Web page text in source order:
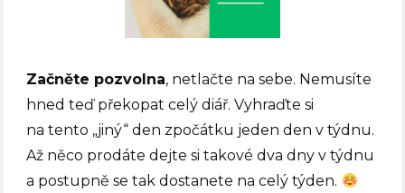
Začněte pozvolna, netlačte na sebe. Nemusíte
hned teď překopat celý diář. Vyhraďte si
na tento „jiný“ den zpočátku jeden den v týdnu.
Až něco prodáte dejte si takové dva dny v týdnu
a postupně se tak dostanete na celý týden.